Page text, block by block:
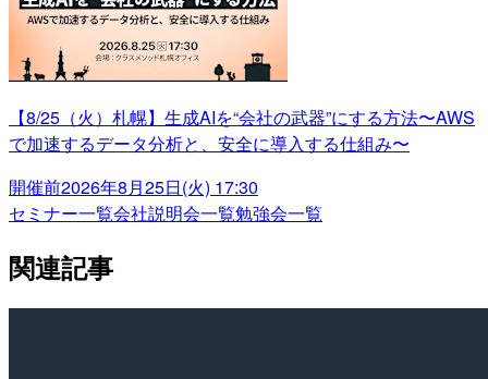
【8/25（火）札幌】生成AIを“会社の武器”にする方法〜AWS
で加速するデータ分析と、安全に導入する仕組み〜
開催前2026年8月25日(火) 17:30
セミナー一覧会社説明会一覧勉強会一覧
関連記事